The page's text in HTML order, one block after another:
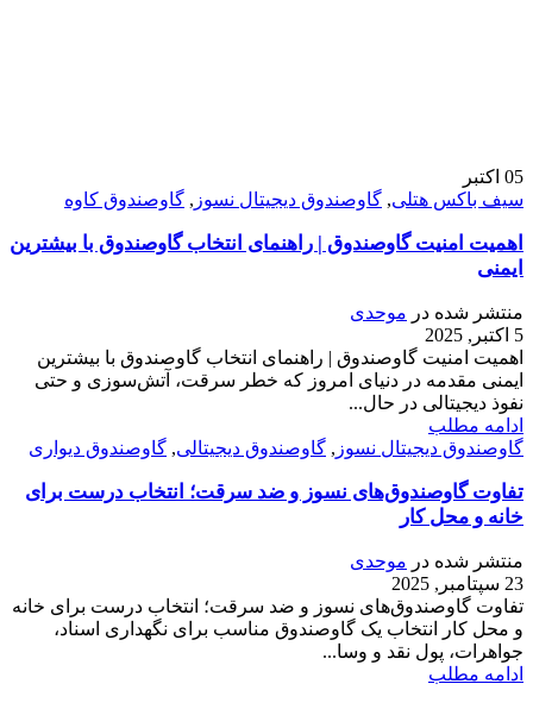
05 اکتبر
سیف باکس هتلی, گاوصندوق دیجیتال نسوز , گاوصندوق کاوه
اهمیت امنیت گاوصندوق | راهنمای انتخاب گاوصندوق با بیشترین
ایمنی
منتشر شده در موحدی
5 اکتبر, 2025
اهمیت امنیت گاوصندوق | راهنمای انتخاب گاوصندوق با بیشترین
ایمنی مقدمه در دنیای امروز که خطر سرقت، آتش‌سوزی و حتی
نفوذ دیجیتالی در حال...
ادامه مطلب
گاوصندوق دیجیتال نسوز , گاوصندوق دیجیتالی, گاوصندوق دیواری
تفاوت گاوصندوق‌های نسوز و ضد سرقت؛ انتخاب درست برای
خانه و محل کار
منتشر شده در موحدی
23 سپتامبر, 2025
تفاوت گاوصندوق‌های نسوز و ضد سرقت؛ انتخاب درست برای خانه
و محل کار انتخاب یک گاوصندوق مناسب برای نگهداری اسناد،
جواهرات، پول نقد و وسا...
ادامه مطلب